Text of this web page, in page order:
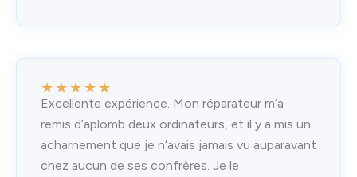
★★★★★
Excellente expérience. Mon réparateur m’a
remis d’aplomb deux ordinateurs, et il y a mis un
acharnement que je n‘avais jamais vu auparavant
chez aucun de ses confrères. Je le